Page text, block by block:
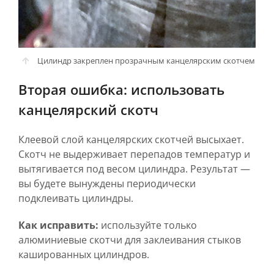
Цилиндр закреплен прозрачным канцелярским скотчем
Вторая ошибка: использовать
канцелярский скотч
Клеевой слой канцелярских скотчей высыхает.
Скотч не выдерживает перепадов температур и
вытягивается под весом цилиндра. Результат —
вы будете вынуждены периодически
подклеивать цилиндры.
Как исправить: используйте только
алюминиевые скотчи для заклеивания стыков
кашированных цилиндров.